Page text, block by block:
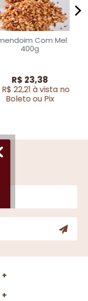
Com Mel
400g
R$ 23,38
22,21 à vista no
Boleto ou Pix